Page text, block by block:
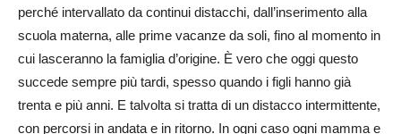
perché intervallato da continui distacchi, dall’inserimento alla
scuola materna, alle prime vacanze da soli, fino al momento in
cui lasceranno la famiglia d’origine. È vero che oggi questo
succede sempre più tardi, spesso quando i figli hanno già
trenta e più anni. E talvolta si tratta di un distacco intermittente,
con percorsi in andata e in ritorno. In ogni caso ogni mamma e